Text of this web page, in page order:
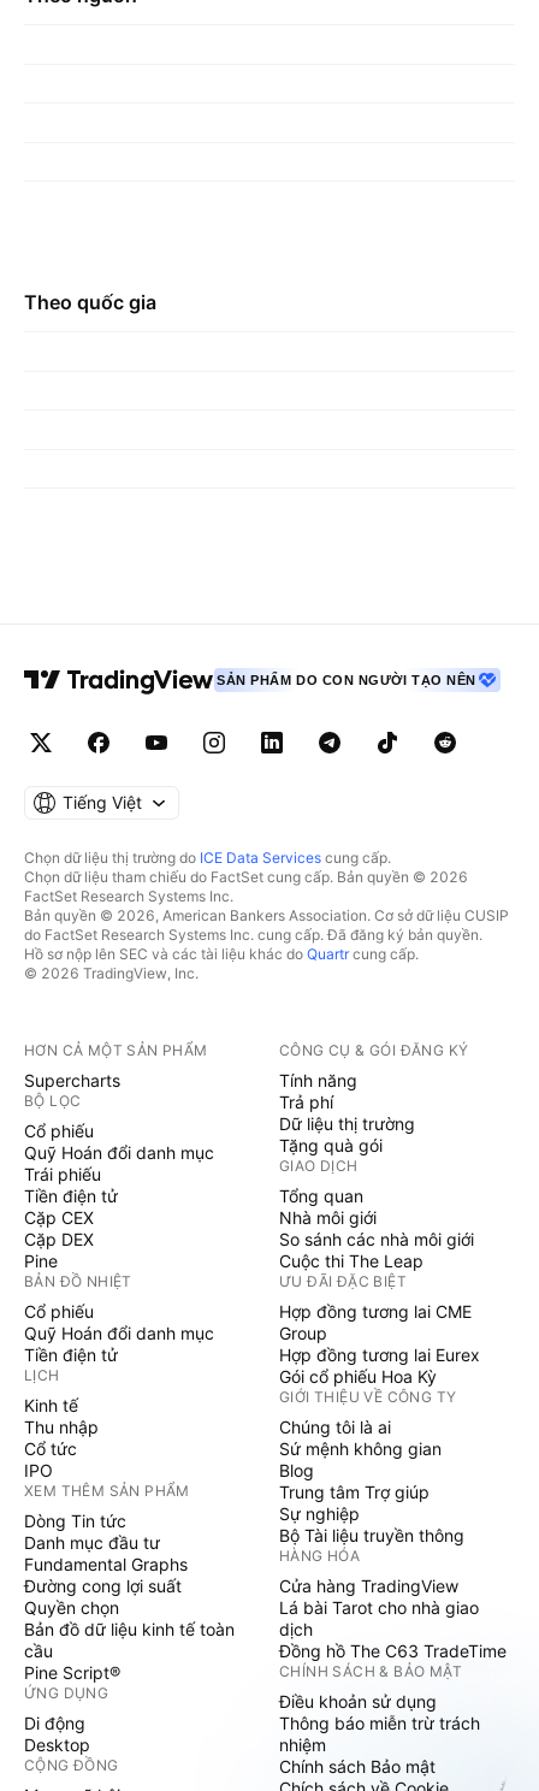
JPY trong năm trước đó.
Theo quốc gia
SẢN PHẨM DO CON NGƯỜI TẠO NÊN
Tiếng Việt
Chọn dữ liệu thị trường do ICE Data Services cung cấp.
Chọn dữ liệu tham chiếu do FactSet cung cấp. Bản quyền © 2026
FactSet Research Systems Inc.
Bản quyền © 2026, American Bankers Association. Cơ sở dữ liệu CUSIP
do FactSet Research Systems Inc. cung cấp. Đã đăng ký bản quyền.
Hồ sơ nộp lên SEC và các tài liệu khác do Quartrcung cấp.
© 2026 TradingView, Inc.
HƠN CẢ MỘT SẢN PHẨM
Supercharts
BỘ LỌC
Cổ phiếu
Quỹ Hoán đổi danh mục
Trái phiếu
Tiền điện tử
Cặp CEX
Cặp DEX
Pine
BẢN ĐỒ NHIỆT
Cổ phiếu
Quỹ Hoán đổi danh mục
Tiền điện tử
LỊCH
Kinh tế
Thu nhập
Cổ tức
IPO
XEM THÊM SẢN PHẨM
Dòng Tin tức
Danh mục đầu tư
Fundamental Graphs
Đường cong lợi suất
Quyền chọn
Bản đồ dữ liệu kinh tế toàn
cầu
Pine Script®
ỨNG DỤNG
Di động
Desktop
CỘNG ĐỒNG
CÔNG CỤ & GÓI ĐĂNG KÝ
Tính năng
Trả phí
Dữ liệu thị trường
Tặng quà gói
GIAO DỊCH
Tổng quan
Nhà môi giới
So sánh các nhà môi giới
Cuộc thi The Leap
ƯU ĐÃI ĐẶC BIỆT
Hợp đồng tương lai CME
Group
Hợp đồng tương lai Eurex
Gói cổ phiếu Hoa Kỳ
GIỚI THIỆU VỀ CÔNG TY
Chúng tôi là ai
Sứ mệnh không gian
Blog
Trung tâm Trợ giúp
Sự nghiệp
Bộ Tài liệu truyền thông
HÀNG HÓA
Cửa hàng TradingView
Lá bài Tarot cho nhà giao
dịch
Đồng hồ The C63 TradeTime
CHÍNH SÁCH & BẢO MẬT
Điều khoản sử dụng
Thông báo miễn trừ trách
nhiệm
Chính sách Bảo mật